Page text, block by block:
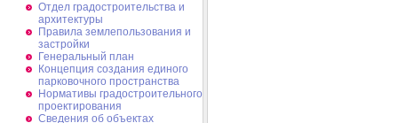
Отдел градостроительства и
архитектуры
Правила землепользования и
застройки
Генеральный план
Концепция создания единого
парковочного пространства
Нормативы градостроительного
проектирования
Сведения об объектах